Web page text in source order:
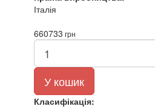
Італія
660733 грн
У кошик
Класифікація: